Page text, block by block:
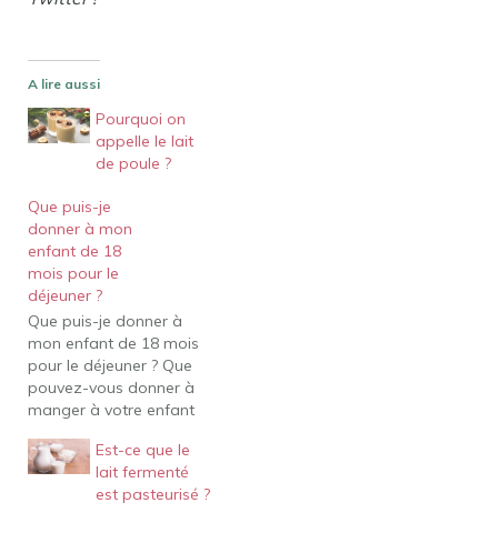
A lire aussi
Pourquoi on
appelle le lait
de poule ?
Que puis-je
donner à mon
enfant de 18
mois pour le
déjeuner ?
Que puis-je donner à
mon enfant de 18 mois
pour le déjeuner ? Que
pouvez-vous donner à
manger à votre enfant
ans pour le déjeuner ?
Une option de déjeuner
facile pour un tout-petit
Est-ce que le
lait fermenté
est pasteurisé ?